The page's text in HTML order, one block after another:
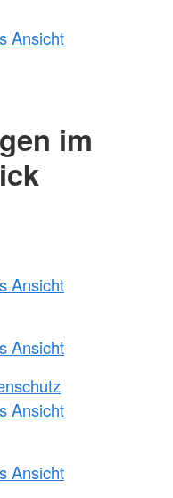
Ansicht
im
Ansicht
Ansicht
Ansicht
Ansicht